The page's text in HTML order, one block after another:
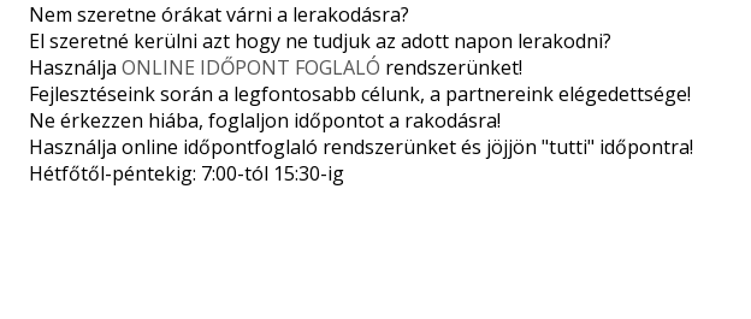
Nem szeretne órákat várni a lerakodásra?
El szeretné kerülni azt hogy ne tudjuk az adott napon lerakodni?
Használja ONLINE IDŐPONT FOGLALÓ rendszerünket!
Fejlesztéseink során a legfontosabb célunk, a partnereink elégedettsége!
Ne érkezzen hiába, foglaljon időpontot a rakodásra!
Használja online időpontfoglaló rendszerünket és jöjjön "tutti" időpontra!
Hétfőtől-péntekig: 7:00-tól 15:30-ig